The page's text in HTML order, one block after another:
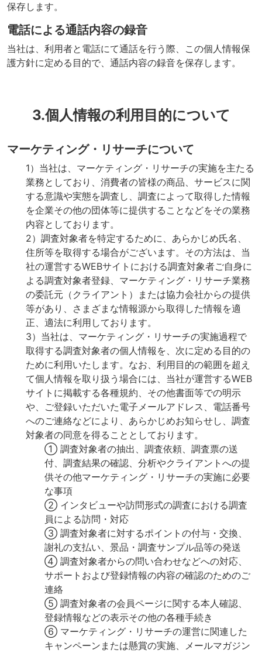
保存します。
電話による通話内容の録音
当社は、利用者と電話にて通話を行う際、この個人情報保
護方針に定める目的で、通話内容の録音を保存します。
3.個人情報の利用目的について
マーケティング・リサーチについて
1）当社は、マーケティング・リサーチの実施を主たる
業務としており、消費者の皆様の商品、サービスに関
する意識や実態を調査し、調査によって取得した情報
を企業その他の団体等に提供することなどをその業務
内容としております。
2）調査対象者を特定するために、あらかじめ氏名、
住所等を取得する場合がございます。その方法は、当
社の運営するWEBサイトにおける調査対象者ご自身に
よる調査対象者登録、マーケティング・リサーチ業務
の委託元（クライアント）または協力会社からの提供
等があり、さまざまな情報源から取得した情報を適
正、適法に利用しております。
3）当社は、マーケティング・リサーチの実施過程で
取得する調査対象者の個人情報を、次に定める目的の
ために利用いたします。なお、利用目的の範囲を超え
て個人情報を取り扱う場合には、当社が運営するWEB
サイトに掲載する各種規約、その他書面等での明示
や、ご登録いただいた電子メールアドレス、電話番号
へのご連絡などにより、あらかじめお知らせし、調査
対象者の同意を得ることとしております。
① 調査対象者の抽出、調査依頼、調査票の送
付、調査結果の確認、分析やクライアントへの提
供その他マーケティング・リサーチの実施に必要
な事項
② インタビューや訪問形式の調査における調査
員による訪問・対応
③ 調査対象者に対するポイントの付与・交換、
謝礼の支払い、景品・調査サンプル品等の発送
④ 調査対象者からの問い合わせなどへの対応、
サポートおよび登録情報の内容の確認のためのご
連絡
⑤ 調査対象者の会員ページに関する本人確認、
登録情報などの表示その他の各種手続き
⑥ マーケティング・リサーチの運営に関連した
キャンペーンまたは懸賞の実施、メールマガジン